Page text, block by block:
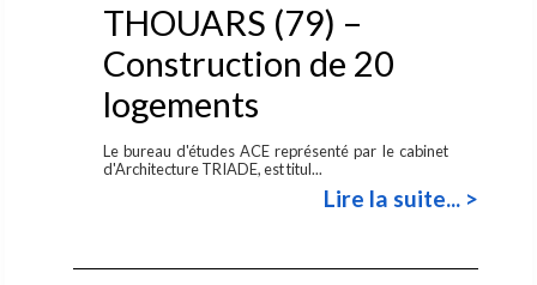
THOUARS (79) –
Construction de 20
logements
Le bureau d'études ACE représenté par le cabinet
d'Architecture TRIADE, est titul...
Lire la suite... >